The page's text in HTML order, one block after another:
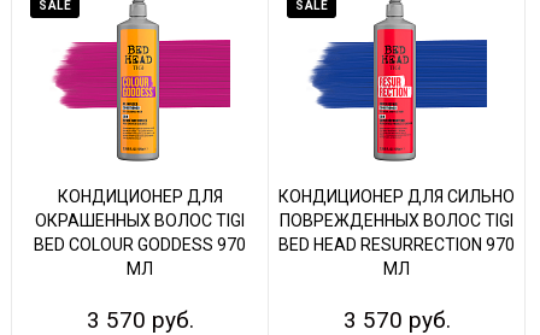
SALE
КОНДИЦИОНЕР ДЛЯ
ОКРАШЕННЫХ ВОЛОС TIGI
BED COLOUR GODDESS 970
МЛ
3 570 руб.
SALE
КОНДИЦИОНЕР ДЛЯ СИЛЬНО
ПОВРЕЖДЕННЫХ ВОЛОС TIGI
BED HEAD RESURRECTION 970
МЛ
3 570 руб.